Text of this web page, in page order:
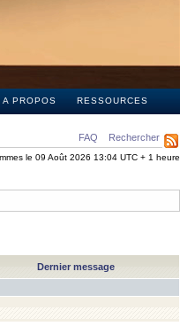
A PROPOS RESSOURCES
FAQ Rechercher
le 09 Août 2026 13:04 UTC + 1 heure
Dernier message